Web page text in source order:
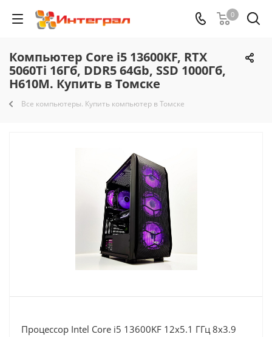
0
Компьютер Core i5 13600KF, RTX
5060Ti 16Гб, DDR5 64Gb, SSD 1000Гб,
H610M. Купить в Томске
Все компьютеры. Купить компьютер в Томске
Процессор Intel Core i5 13600KF 12x5.1 ГГц 8x3.9